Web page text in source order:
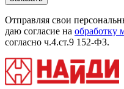
Отправляя свои
даю согласие на обработку
согласно ч.4.ст.9 152-ФЗ.